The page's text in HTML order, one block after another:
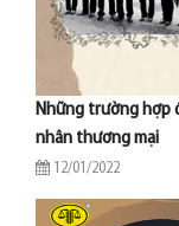
Những trường hợp
nhân thương mại
12/01/2022